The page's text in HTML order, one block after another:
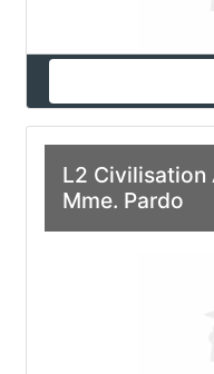
L2 Civilisation
Mme. Pardo